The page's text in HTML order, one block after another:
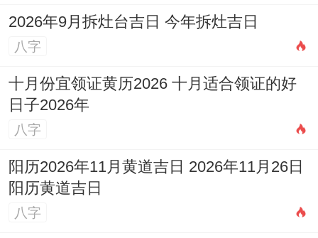
2026年9月拆灶台吉日 今年拆灶吉日
八字
十月份宜领证黄历2026 十月适合领证的好
日子2026年
八字
阳历2026年11月黄道吉日 2026年11月26日
阳历黄道吉日
八字